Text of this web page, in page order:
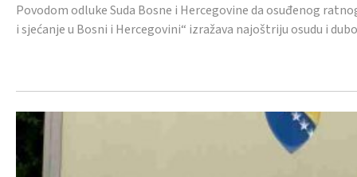
Povodom odluke Suda Bosne i Hercegovine da osuđenog
i sjećanje u Bosni i Hercegovini“ izražava najoštriju osudu i